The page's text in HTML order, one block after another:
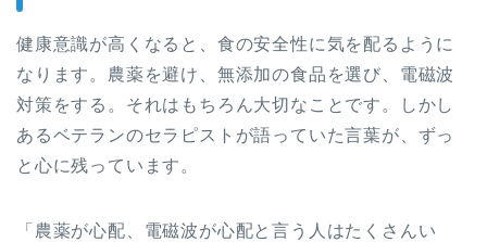
健康意識が高くなると、食の安全性に気を配るように
なります。農薬を避け、無添加の食品を選び、電磁波
対策をする。それはもちろん大切なことです。しかし
あるベテランのセラピストが語っていた言葉が、ずっ
と心に残っています。
「農薬が心配、電磁波が心配と言う人はたくさんい